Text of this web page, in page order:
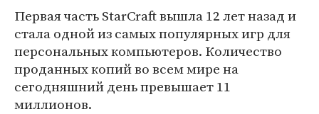
Первая часть StarCraft вышла 12 лет назад и
стала одной из самых популярных игр для
персональных компьютеров. Количество
проданных копий во всем мире на
сегодняшний день превышает 11
миллионов.